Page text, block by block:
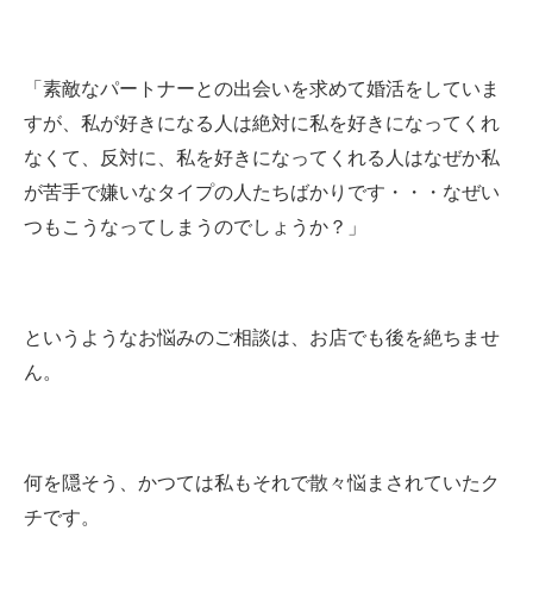
「素敵なパートナーとの出会いを求めて婚活をしていま
すが、私が好きになる人は絶対に私を好きになってくれ
なくて、反対に、私を好きになってくれる人はなぜか私
が苦手で嫌いなタイプの人たちばかりです・・・なぜい
つもこうなってしまうのでしょうか？」
というようなお悩みのご相談は、お店でも後を絶ちませ
ん。
何を隠そう、かつては私もそれで散々悩まされていたク
チです。